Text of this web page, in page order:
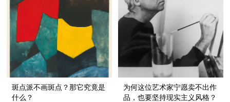
斑点派不画斑点？那它究竟是
什么？
为何这位艺术家宁愿卖不出作
品，也要坚持现实主义风格？